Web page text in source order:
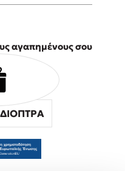
αγαπημένους σου